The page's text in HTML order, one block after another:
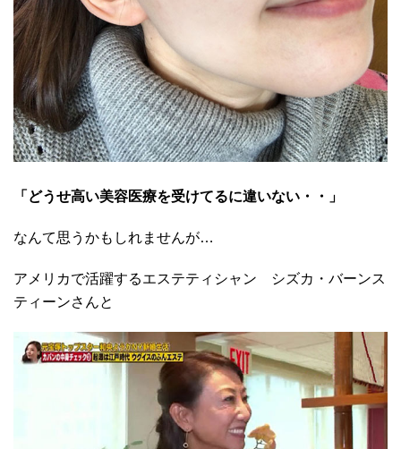
「どうせ高い美容医療を受けてるに違いない・・」
なんて思うかもしれませんが…
アメリカで活躍するエステティシャン シズカ・バーンス
ティーンさんと